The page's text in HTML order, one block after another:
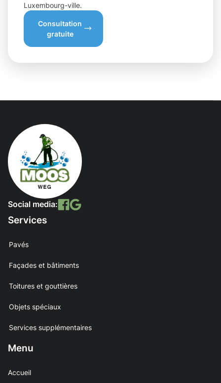
Luxembourg-ville.
Consultation
gratuite
Social media:
Services
Pavés
Façades et bâtiments
Toitures et gouttières
Objets spéciaux
Services supplémentaires
Menu
Accueil